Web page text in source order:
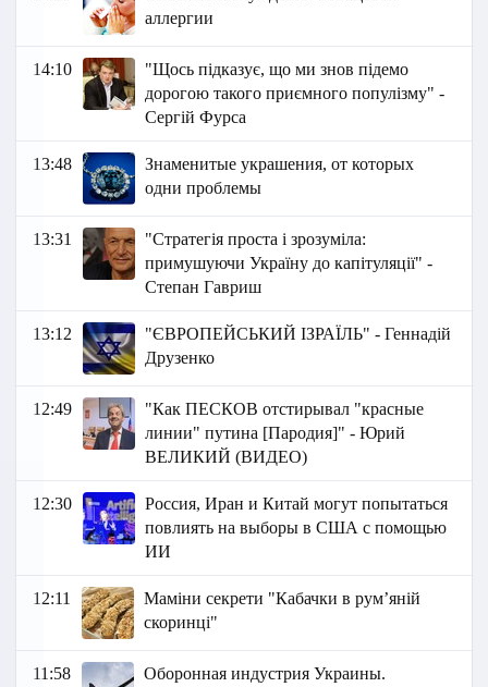
аллергии
14:10
"Щось підказує, що ми знов підемо
дорогою такого приємного популізму" -
Сергій Фурса
13:48
Знаменитые украшения, от которых
одни проблемы
13:31
"Стратегія проста і зрозуміла:
примушуючи Україну до капітуляції" -
Степан Гавриш
13:12
"ЄВРОПЕЙСЬКИЙ ІЗРАЇЛЬ" - Геннадій
Друзенко
12:49
"Как ПЕСКОВ отстирывал "красные
линии" путина [Пародия]" - Юрий
ВЕЛИКИЙ (ВИДЕО)
12:30
Россия, Иран и Китай могут попытаться
повлиять на выборы в США с помощью
ИИ
12:11
Маміни секрети "Кабачки в рум’яній
скоринці"
11:58 Оборонная индустрия Украины.